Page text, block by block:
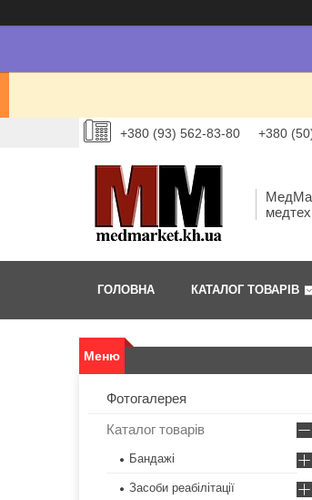
+380 (93) 562-83-80 +380
ГОЛОВНА КАТАЛОГ ТОВАРІВ
Фотогалерея
Каталог товарів
Бандажі
Засоби реабілітації